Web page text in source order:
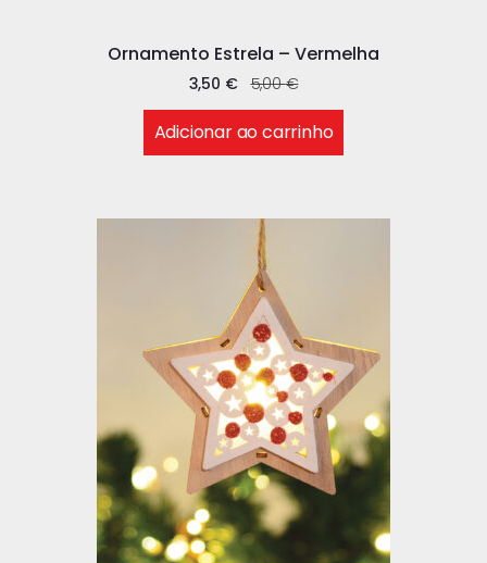
Ornamento Estrela – Vermelha
5,00€
3,50 €
Adicionar ao carrinho